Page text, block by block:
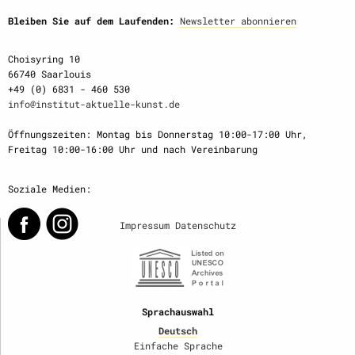
Bleiben Sie auf dem Laufenden: Newsletter abonnieren
Choisyring 10
66740 Saarlouis
+49 (0) 6831 - 460 530
info@institut-aktuelle-kunst.de
Öffnungszeiten: Montag bis Donnerstag 10:00-17:00 Uhr,
Freitag 10:00-16:00 Uhr und nach Vereinbarung
Soziale Medien:
Impressum Datenschutz
Sprachauswahl
Deutsch
Einfache Sprache